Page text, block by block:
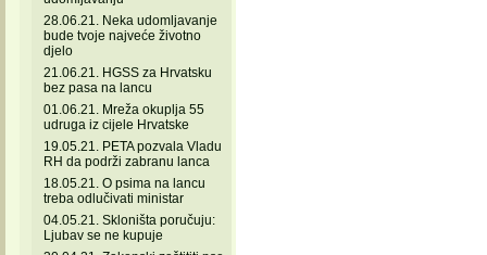
28.06.21. Neka udomljavanje
bude tvoje najveće životno
djelo
21.06.21. HGSS za Hrvatsku
bez pasa na lancu
01.06.21. Mreža okuplja 55
udruga iz cijele Hrvatske
19.05.21. PETA pozvala Vladu
RH da podrži zabranu lanca
18.05.21. O psima na lancu
treba odlučivati ministar
04.05.21. Skloništa poručuju:
Ljubav se ne kupuje